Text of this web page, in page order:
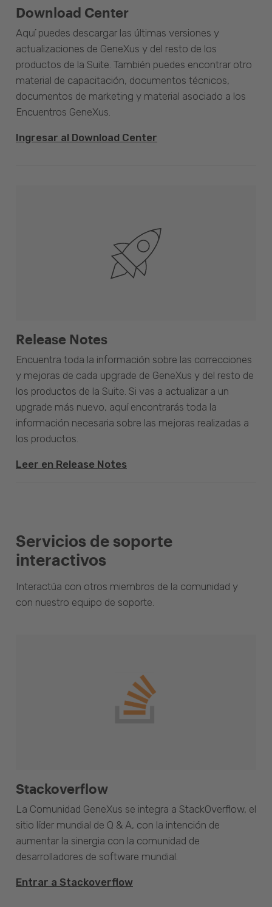
Download Center
Aquí puedes descargar las últimas versiones y
actualizaciones de GeneXus y del resto de los
productos de la Suite. También puedes encontrar otro
material de capacitación, documentos técnicos,
documentos de marketing y material asociado a los
Encuentros GeneXus.
Ingresar al Download Center
Release Notes
Encuentra toda la información sobre las correcciones
y mejoras de cada upgrade de GeneXus y del resto de
los productos de la Suite. Si vas a actualizar a un
upgrade más nuevo, aquí encontrarás toda la
información necesaria sobre las mejoras realizadas a
los productos.
Leer en Release Notes
Servicios de soporte
interactivos
Interactúa con otros miembros de la comunidad y
con nuestro equipo de soporte.
Stackoverflow
La Comunidad GeneXus se integra a StackOverflow, el
sitio líder mundial de Q & A, con la intención de
aumentar la sinergia con la comunidad de
desarrolladores de software mundial.
Entrar a Stackoverflow